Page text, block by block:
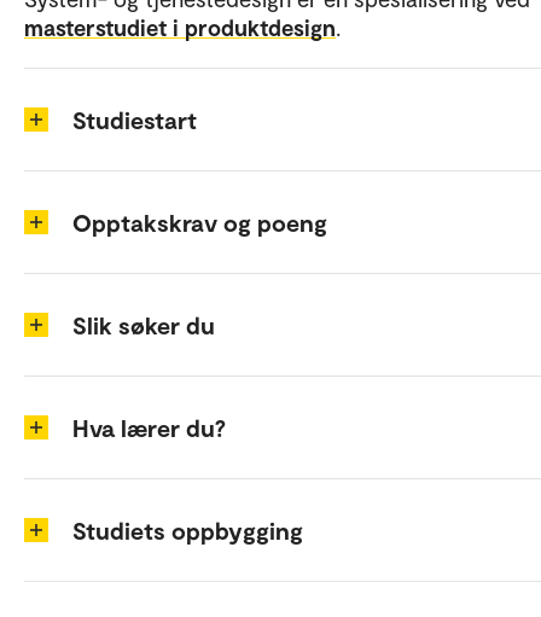
masterstudiet i produktdesign.
Studiestart
Opptakskrav og poeng
Slik søker du
Hva lærer du?
Studiets oppbygging